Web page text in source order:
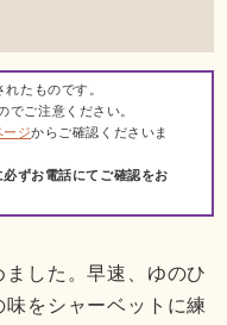
たものです。
でご注意ください。
ージからご確認くださいま
ずお電話にてご確認をお
した。早速、ゆのひ
をシャーベットに練